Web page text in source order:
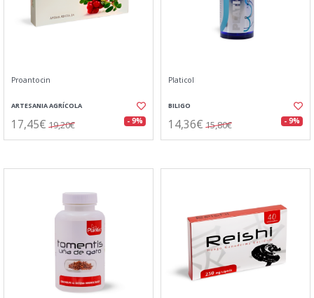
Proantocin
ARTESANIA AGRÍCOLA
17,45€ 19,20€ - 9%
Platicol
BILIGO
14,36€ 15,80€ - 9%